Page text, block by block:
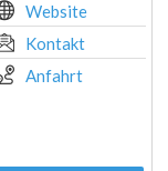
Website
Kontakt
Anfahrt